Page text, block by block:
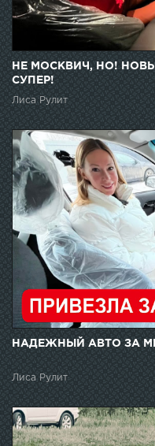
НЕ МОСКВИЧ, НО!
СУПЕР!
Лиса Рулит
НАДЕЖНЫЙ АВТО ЗА
Лиса Рулит